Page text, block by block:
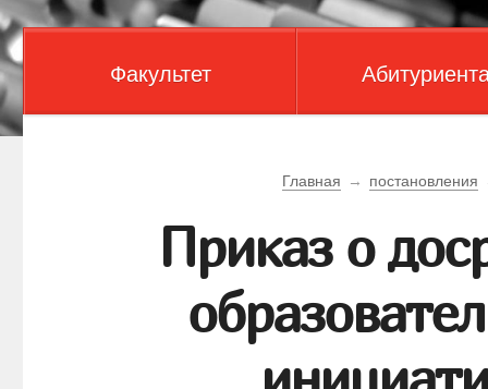
Факультет
Главная → постановления
Приказ о